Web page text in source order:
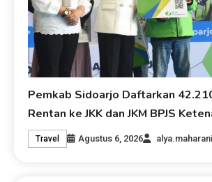
Pemkab Sidoarjo Daftarkan
Rentan ke JKK dan JKM BPJS
Travel Agustus 6, 2026